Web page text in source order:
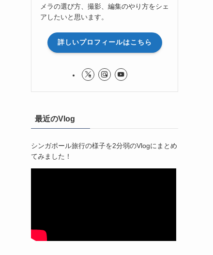
メラの選び方、撮影、編集のやり方をシェ
アしたいと思います。
詳しいプロフィールはこちら
最近のVlog
シンガポール旅行の様子を2分弱のVlogにまとめ
てみました！